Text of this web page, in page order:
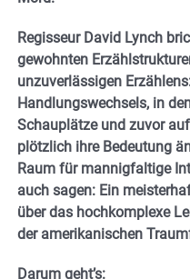
Regisseur David Lynch
gewohnten
unzuverlässigen
Handlungswechsels, in
Schauplätze und zuvor
plötzlich ihre Bedeutung
Raum für mannigfaltige
auch sagen: Ein
über das hochkomplexe
der amerikanischen
Darum geht’s: